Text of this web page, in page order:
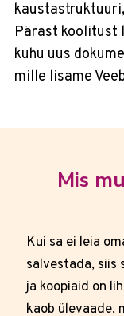
Pärast koolitust
kuhu uus
mille lisame
Mis
Kui sa ei leia
salvestada, siis
ja koopiaid on
kaob ülevaade,